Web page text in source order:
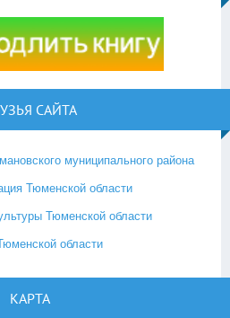
САЙТА
муниципального района
Тюменской области
Тюменской области
области
КАРТА